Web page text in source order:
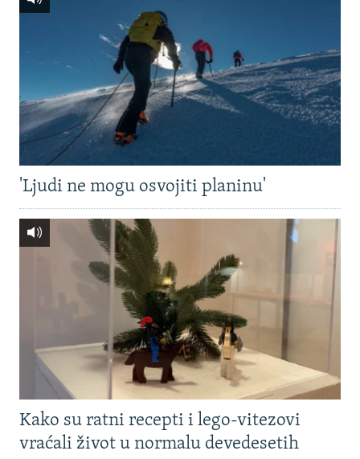
'Ljudi ne mogu osvojiti planinu'
Kako su ratni recepti i lego-vitezovi
vraćali život u normalu devedesetih